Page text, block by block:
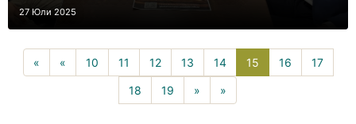
27 Юли 2025
« « 10 11 12 13 14 1515(current)
16 17
18 19 » »